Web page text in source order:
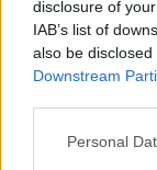
disclosure of
IAB’s list of
also be
Downstream
Personal
Σύνοδος του
ξεπεραστεί το
Κατά την
Σχέσεων, η
Ντόνφριντ
συνομιλίες